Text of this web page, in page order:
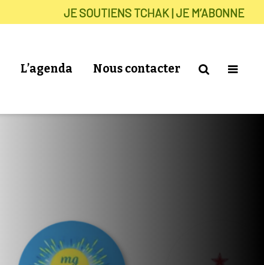
JE SOUTIENS TCHAK | JE M’ABONNE
L’agenda Nous contacter